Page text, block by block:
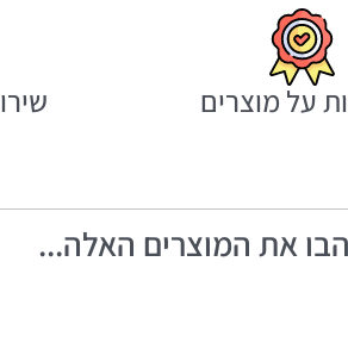
על מוצרים
את המוצרים האלה...